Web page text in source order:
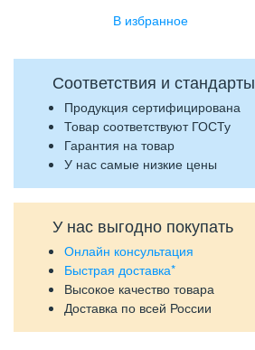
Соответствия и стандарты
Продукция сертифицирована
Товар соответствуют ГОСТу
Гарантия на товар
У нас самые низкие цены
У нас выгодно покупать
Онлайн консультация
Быстрая доставка*
Высокое качество товара
Доставка по всей России